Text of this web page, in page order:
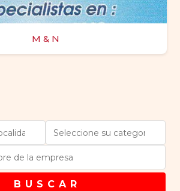
M & N
B U S C A R